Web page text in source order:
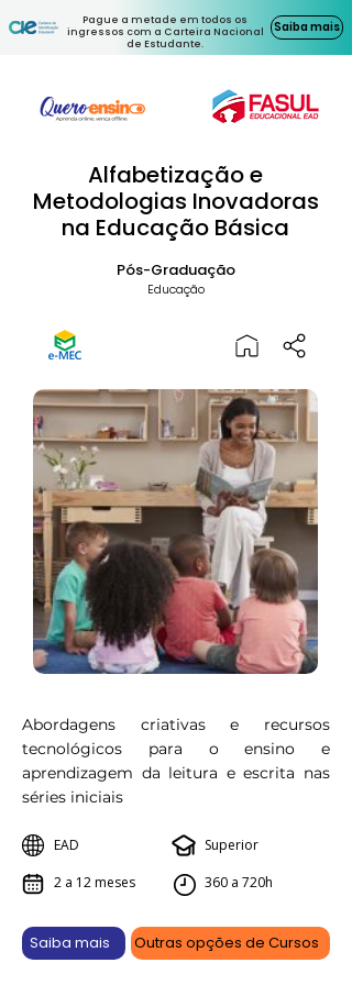
Pague a metade em todos os
ingressos com a Carteira Nacional
de Estudante.
Saiba mais
Alfabetização e
Metodologias Inovadoras
na Educação Básica
Pós-Graduação
Educação
Abordagens criativas e recursos
tecnológicos para o ensino e
aprendizagem da leitura e escrita nas
séries iniciais
EAD
2 a 12 meses
Superior
360 a 720h
Saiba mais Outras opções de Cursos